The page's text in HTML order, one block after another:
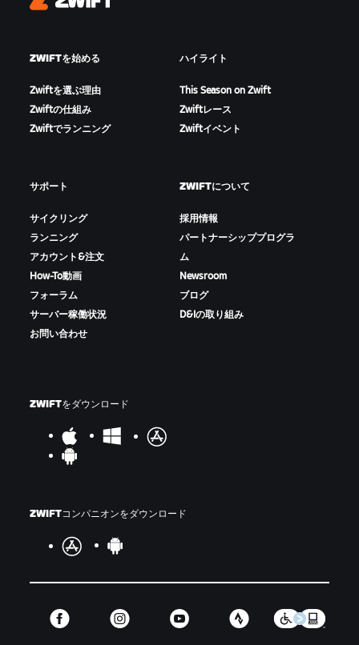
Zwift
ZWIFTを始める
Zwiftを選ぶ理由
Zwiftの仕組み
Zwiftでランニング
ハイライト
This Season on Zwift
Zwiftレース
Zwiftイベント
サポート
サイクリング
ランニング
アカウント&注文
How-To動画
フォーラム
サーバー稼働状況
お問い合わせ
ZWIFTについて
採用情報
パートナーシッププログラ
ム
Newsroom
ブログ
D&Iの取り組み
ZWIFTをダウンロード
ZWIFTコンパニオンをダウンロード